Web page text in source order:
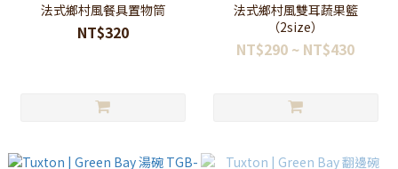
法式鄉村風餐具置物筒
NT$320
法式鄉村風雙耳蔬果籃
（2size）
NT$290 ~ NT$430